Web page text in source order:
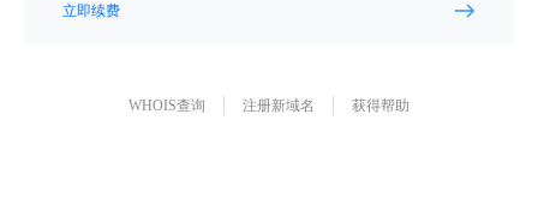
立即续费
WHOIS查询 注册新域名 获得帮助